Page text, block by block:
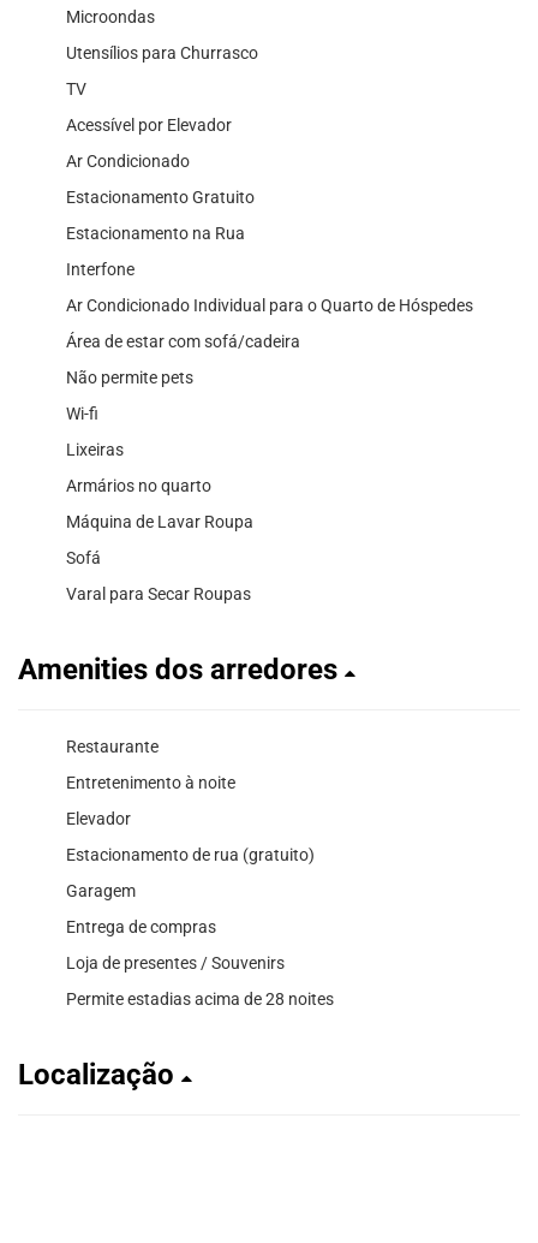
Microondas
Utensílios para Churrasco
TV
Acessível por Elevador
Ar Condicionado
Estacionamento Gratuito
Estacionamento na Rua
Interfone
Ar Condicionado Individual para o Quarto de Hóspedes
Área de estar com sofá/cadeira
Não permite pets
Wi-fi
Lixeiras
Armários no quarto
Máquina de Lavar Roupa
Sofá
Varal para Secar Roupas
Amenities dos arredores
Restaurante
Entretenimento à noite
Elevador
Estacionamento de rua (gratuito)
Garagem
Entrega de compras
Loja de presentes / Souvenirs
Permite estadias acima de 28 noites
Localização